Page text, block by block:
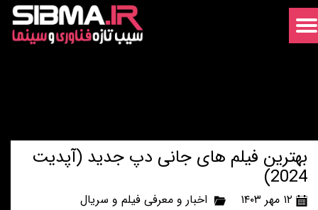
بهترین فیلم های جانی دپ جدید (آپدیت
2024)
۱۲ مهر ۱۴۰۳
اخبار و معرفی فیلم و سریال